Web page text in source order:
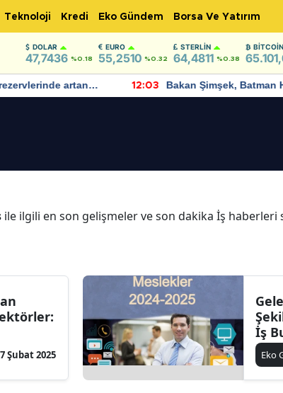
Teknoloji Kredi Eko Gündem Borsa Ve Yatırım
DOLAR
47,7436 %0.18
EURO
55,2510 %0.32
STERLIN
64,4811 %0.38
BITCOIN
artan
devam ediyor
12:03
Bakan Şimşek, Batman
için umut verici
ile ilgili en son gelişmeler ve son dakika İş haberleri
Şubat 2025
İş
veEko